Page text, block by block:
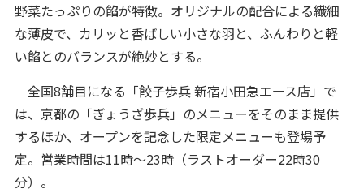
野菜たっぷりの餡が特徴。オリジナルの配合による繊細
な薄皮で、カリッと香ばしい小さな羽と、ふんわりと軽
い餡とのバランスが絶妙とする。
全国8舗目になる「餃子歩兵 新宿小田急エース店」で
は、京都の「ぎょうざ歩兵」のメニューをそのまま提供
するほか、オープンを記念した限定メニューも登場予
定。営業時間は11時～23時（ラストオーダー22時30
分）。